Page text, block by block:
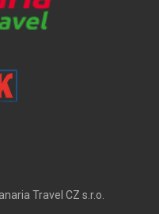
Travel CZ s.r.o.